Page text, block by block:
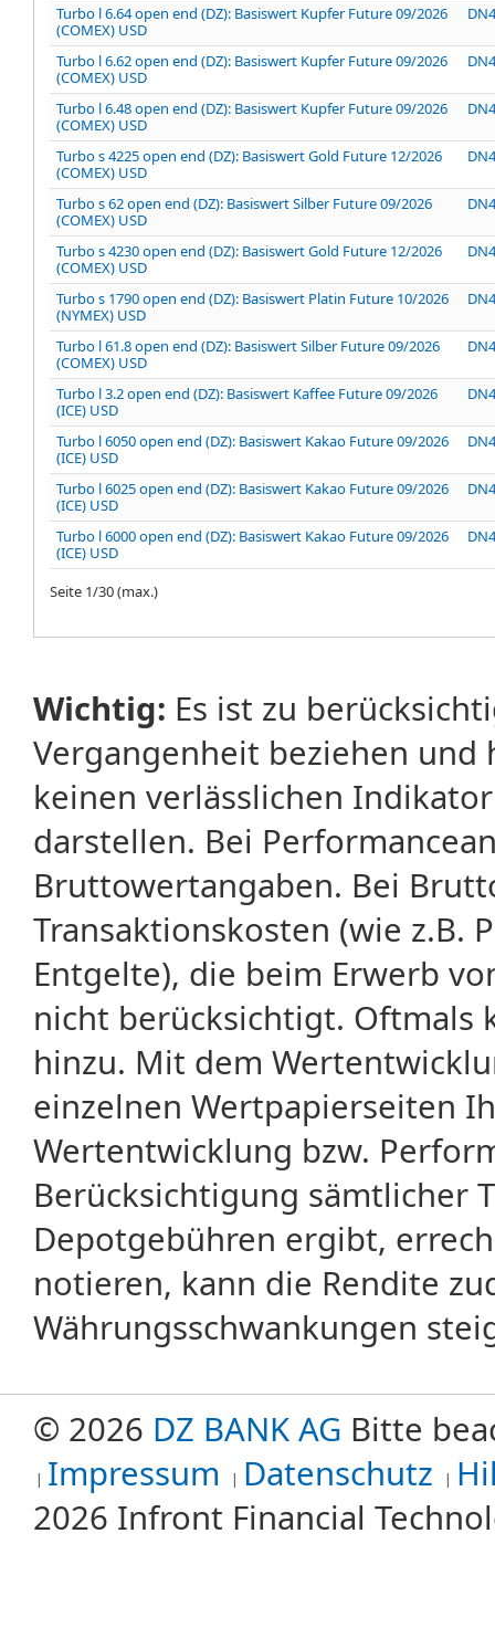
Turbo l 6.64 open end (DZ): Basiswert Kupfer Future 09/2026
(COMEX) USD
Turbo l 6.62 open end (DZ): Basiswert Kupfer Future 09/2026
(COMEX) USD
Turbo l 6.48 open end (DZ): Basiswert Kupfer Future 09/2026
(COMEX) USD
Turbo s 4225 open end (DZ): Basiswert Gold Future 12/2026
(COMEX) USD
Turbo s 62 open end (DZ): Basiswert Silber Future 09/2026
(COMEX) USD
Turbo s 4230 open end (DZ): Basiswert Gold Future 12/2026
(COMEX) USD
Turbo s 1790 open end (DZ): Basiswert Platin Future 10/2026
(NYMEX) USD
Turbo l 61.8 open end (DZ): Basiswert Silber Future 09/2026
(COMEX) USD
Turbo l 3.2 open end (DZ): Basiswert Kaffee Future 09/2026
(ICE) USD
Turbo l 6050 open end (DZ): Basiswert Kakao Future 09/2026
(ICE) USD
Turbo l 6025 open end (DZ): Basiswert Kakao Future 09/2026
(ICE) USD
Turbo l 6000 open end (DZ): Basiswert Kakao Future 09/2026
(ICE) USD
Seite 1/30(max.)
Wichtig: Es ist zu
Vergangenheit beziehen
keinen verlässlichen
darstellen. Bei
Bruttowertangaben. Bei
Transaktionskosten (wie z.B.
Entgelte), die beim Erwerb
nicht berücksichtigt. Oftmals
hinzu. Mit dem
einzelnen Wertpapierseiten
Wertentwicklung bzw.
Berücksichtigung sämtlicher
Depotgebühren ergibt,
notieren, kann die Rendite
Währungsschwankungen
© 2026 DZ BANK AG Bitte
Impressum
Datenschutz
2026 Infront Financial